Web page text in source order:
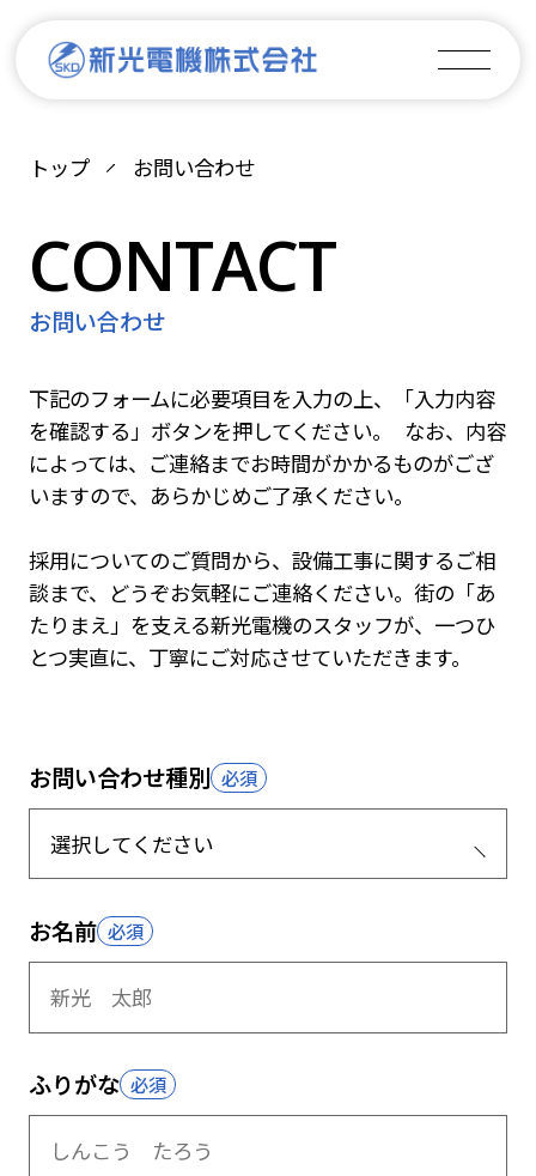
トップ お問い合わせ
お問い合わせ
下記のフォームに必要項目を入力の上、「入力内容
を確認する」ボタンを押してください。 なお、内容
によっては、ご連絡までお時間がかかるものがござ
いますので、あらかじめご了承ください。
採用についてのご質問から、設備工事に関するご相
談まで、どうぞお気軽にご連絡ください。街の「あ
たりまえ」を支える新光電機のスタッフが、一つひ
とつ実直に、丁寧にご対応させていただきます。
お問い合わせ種別
お名前
ふりがな